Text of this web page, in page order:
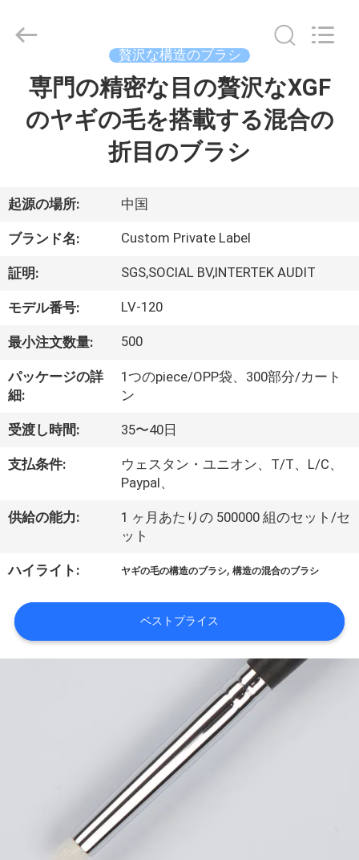
ダ
ク
ト
私
に
つ
い
場
旅
行
2017
Chanmy
Cosmetics
贅沢な構造のブラシ
専門の精密な目の贅沢なXGF
のヤギの毛を搭載する混合の
折目のブラシ
起源の場所: 中国
ブランド名: Custom Private Label
証明: SGS,SOCIAL BV,INTERTEK AUDIT
モデル番号: LV-120
最小注文数量: 500
パッケージの詳
細:
1つのpiece/OPP袋、300部分/カート
ン
受渡し時間: 35〜40日
支払条件:
ウェスタン・ユニオン、T/T、L/C、
Paypal、
供給の能力:
1 ヶ月あたりの 500000 組のセット/セ
ット
ハイライト: ヤギの毛の構造のブラシ,構造の混合のブラシ
ベストプライス